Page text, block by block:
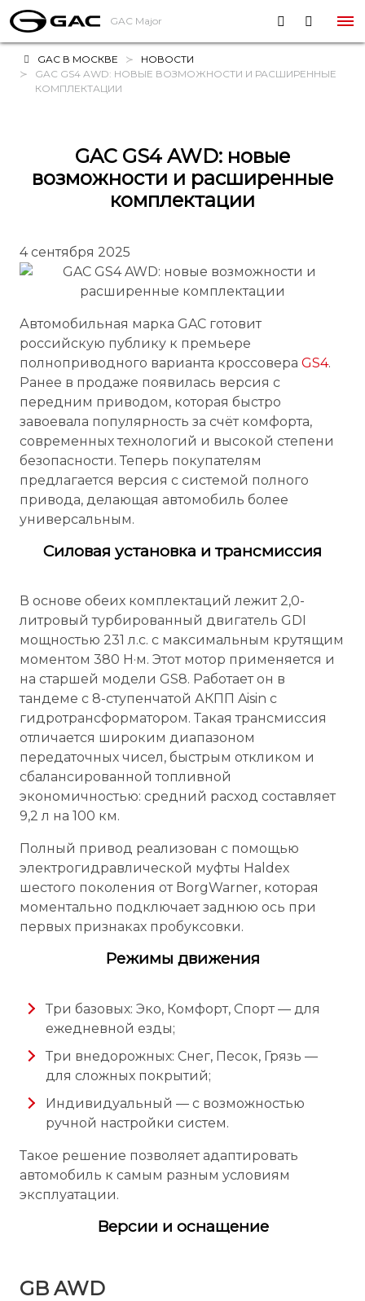
GAC Major
GAC В МОСКВЕ
НОВОСТИ
GAC GS4 AWD: НОВЫЕ ВОЗМОЖНОСТИ И РАСШИРЕННЫЕ
КОМПЛЕКТАЦИИ
GAC GS4 AWD: новые
возможности и расширенные
комплектации
4 сентября 2025
Автомобильная марка GAC готовит
российскую публику к премьере
полноприводного варианта кроссовера GS4.
Ранее в продаже появилась версия с
передним приводом, которая быстро
завоевала популярность за счёт комфорта,
современных технологий и высокой степени
безопасности. Теперь покупателям
предлагается версия с системой полного
привода, делающая автомобиль более
универсальным.
Силовая установка и трансмиссия
В основе обеих комплектаций лежит 2,0-
литровый турбированный двигатель GDI
мощностью 231 л.с. с максимальным крутящим
моментом 380 Н·м. Этот мотор применяется и
на старшей модели GS8. Работает он в
тандеме с 8-ступенчатой АКПП Aisin с
гидротрансформатором. Такая трансмиссия
отличается широким диапазоном
передаточных чисел, быстрым откликом и
сбалансированной топливной
экономичностью: средний расход составляет
9,2 л на 100 км.
Полный привод реализован с помощью
электрогидравлической муфты Haldex
шестого поколения от BorgWarner, которая
моментально подключает заднюю ось при
первых признаках пробуксовки.
Режимы движения
Три базовых: Эко, Комфорт, Спорт — для
ежедневной езды;
Три внедорожных: Снег, Песок, Грязь —
для сложных покрытий;
Индивидуальный — с возможностью
ручной настройки систем.
Такое решение позволяет адаптировать
автомобиль к самым разным условиям
эксплуатации.
Версии и оснащение
GB AWD